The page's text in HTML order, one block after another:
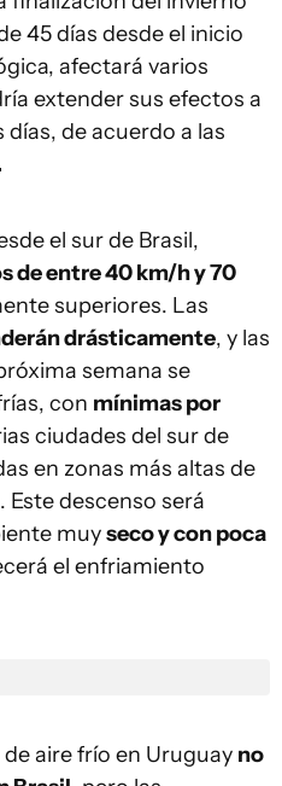
45 días desde el inicio
afectará varios
extender sus efectos a
de acuerdo a las
el sur de Brasil,
de entre 40 km/h y 70
superiores. Las
drásticamente, y las
semana se
con mínimas por
ciudades del sur de
en zonas más altas de
descenso será
muyseco y con poca
el enfriamiento
aire frío en Uruguay no